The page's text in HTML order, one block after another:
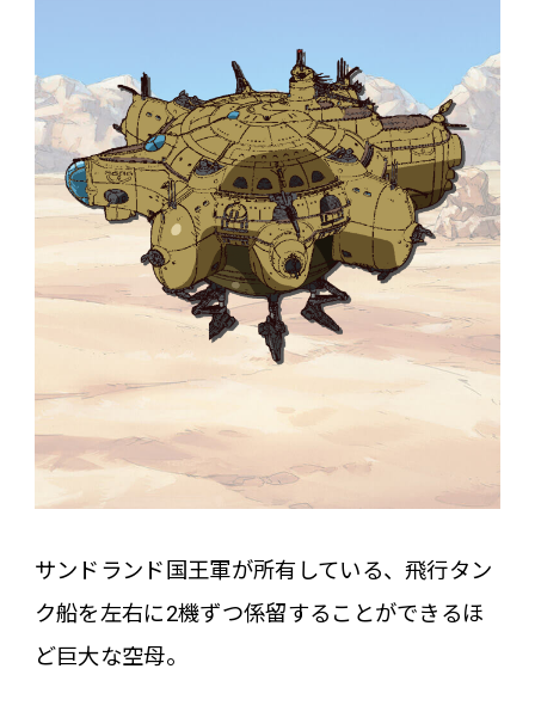
サンドランド国王軍が所有している、飛行タン
ク船を左右に2機ずつ係留することができるほ
ど巨大な空母。